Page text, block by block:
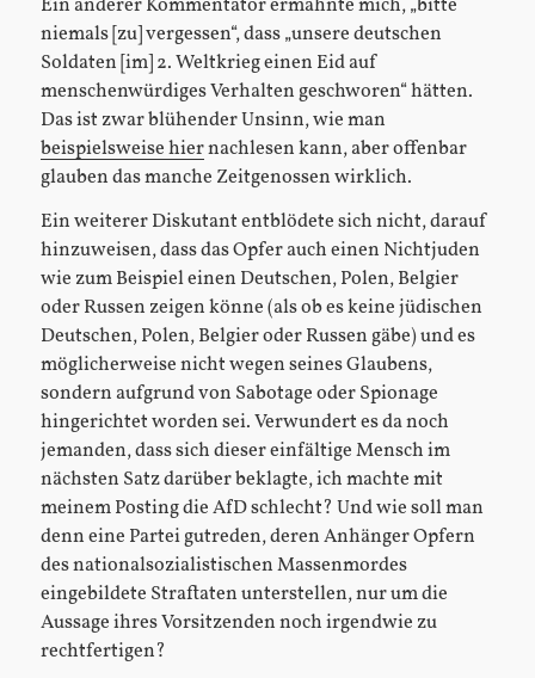
Ein anderer Kommentator ermahnte mich, „bitte
niemals [zu] vergessen“, dass „unsere deutschen
Soldaten [im] 2. Weltkrieg einen Eid auf
menschenwürdiges Verhalten geschworen“ hätten.
Das ist zwar blühender Unsinn, wie man
beispielsweise hiernachlesen kann, aber offenbar
glauben das manche Zeitgenossen wirklich.
Ein weiterer Diskutant entblödete sich nicht, darauf
hinzuweisen, dass das Opfer auch einen Nichtjuden
wie zum Beispiel einen Deutschen, Polen, Belgier
oder Russen zeigen könne (als ob es keine jüdischen
Deutschen, Polen, Belgier oder Russen gäbe) und es
möglicherweise nicht wegen seines Glaubens,
sondern aufgrund von Sabotage oder Spionage
hingerichtet worden sei. Verwundert es da noch
jemanden, dass sich dieser einfältige Mensch im
nächsten Satz darüber beklagte, ich machte mit
meinem Posting die AfD schlecht? Und wie soll man
denn eine Partei gutreden, deren Anhänger Opfern
des nationalsozialistischen Massenmordes
eingebildete Straftaten unterstellen, nur um die
Aussage ihres Vorsitzenden noch irgendwie zu
rechtfertigen?